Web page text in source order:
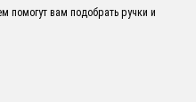
помогут вам подобрать ручки и